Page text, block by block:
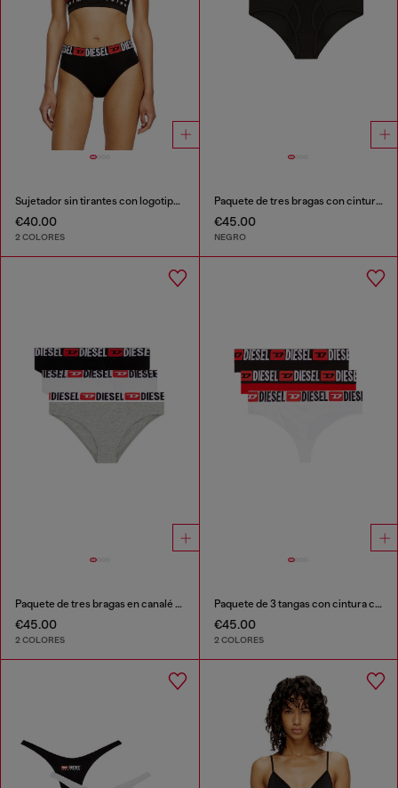
Sujetador sin tirantes con logotipo maxi
€40.00
2 COLORES
Paquete de tres bragas con cintura con logotipo grande
€45.00
NEGRO
Paquete de tres bragas en canalé con cintura alta
€45.00
2 COLORES
Paquete de 3 tangas con cintura con logotipo
€45.00
2 COLORES